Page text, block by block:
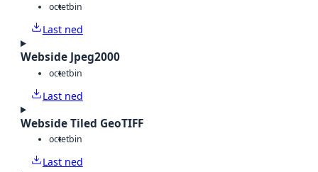
octetbin
Last ned
Webside Jpeg2000
octetbin
Last ned
Webside Tiled GeoTIFF
octetbin
Last ned